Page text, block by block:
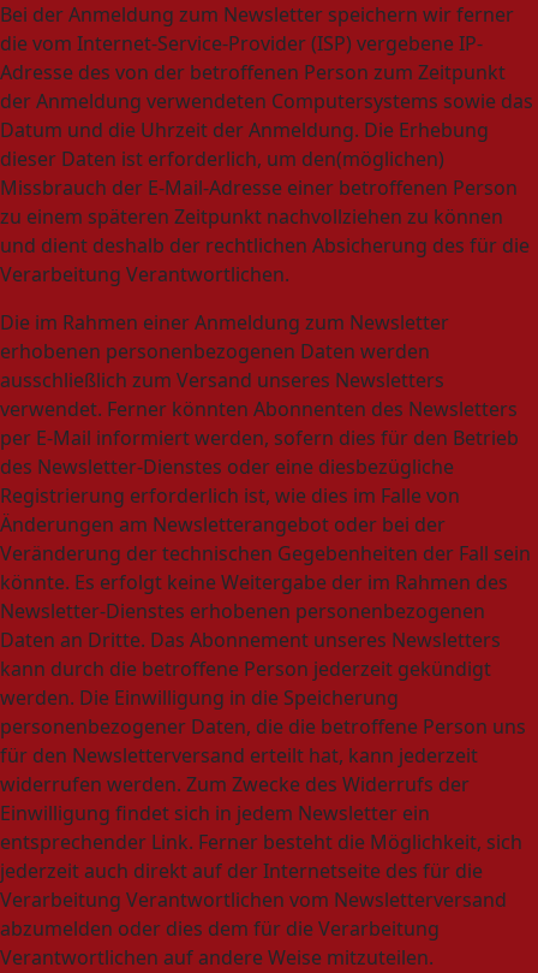
Bei der Anmeldung zum Newsletter speichern wir ferner
die vom Internet-Service-Provider (ISP) vergebene IP-
Adresse des von der betroffenen Person zum Zeitpunkt
der Anmeldung verwendeten Computersystems sowie das
Datum und die Uhrzeit der Anmeldung. Die Erhebung
dieser Daten ist erforderlich, um den(möglichen)
Missbrauch der E-Mail-Adresse einer betroffenen Person
zu einem späteren Zeitpunkt nachvollziehen zu können
und dient deshalb der rechtlichen Absicherung des für die
Verarbeitung Verantwortlichen.
Die im Rahmen einer Anmeldung zum Newsletter
erhobenen personenbezogenen Daten werden
ausschließlich zum Versand unseres Newsletters
verwendet. Ferner könnten Abonnenten des Newsletters
per E-Mail informiert werden, sofern dies für den Betrieb
des Newsletter-Dienstes oder eine diesbezügliche
Registrierung erforderlich ist, wie dies im Falle von
Änderungen am Newsletterangebot oder bei der
Veränderung der technischen Gegebenheiten der Fall sein
könnte. Es erfolgt keine Weitergabe der im Rahmen des
Newsletter-Dienstes erhobenen personenbezogenen
Daten an Dritte. Das Abonnement unseres Newsletters
kann durch die betroffene Person jederzeit gekündigt
werden. Die Einwilligung in die Speicherung
personenbezogener Daten, die die betroffene Person uns
für den Newsletterversand erteilt hat, kann jederzeit
widerrufen werden. Zum Zwecke des Widerrufs der
Einwilligung findet sich in jedem Newsletter ein
entsprechender Link. Ferner besteht die Möglichkeit, sich
jederzeit auch direkt auf der Internetseite des für die
Verarbeitung Verantwortlichen vom Newsletterversand
abzumelden oder dies dem für die Verarbeitung
Verantwortlichen auf andere Weise mitzuteilen.